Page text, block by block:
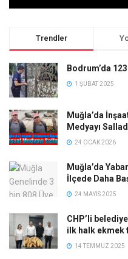
Trendler
Bodrum’da
1 ŞUBAT 2025
Muğla’da
Medyayı
24 OCAK 2026
Muğla’da
İlçede Daha
24 MAYIS 2025
CHP’li
ilk halk ekmek
14 TEMMUZ 2025